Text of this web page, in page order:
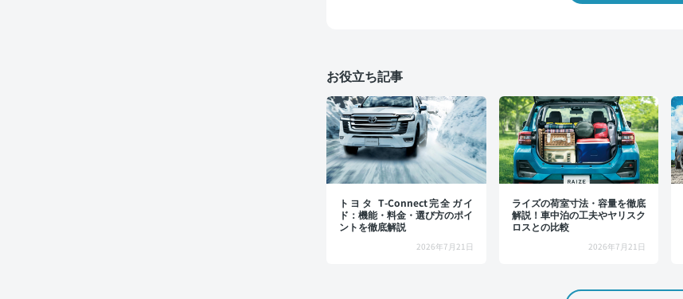
お役立ち記事
トヨタ T-Connect完全ガイ
ド：機能・料金・選び方のポイ
ントを徹底解説
2026年7月21日
ライズの荷室寸法・容量を徹底
解説！車中泊の工夫やヤリスク
ロスとの比較
2026年7月21日